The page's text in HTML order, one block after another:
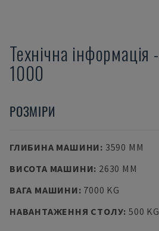
Технічна інформація -
1000
РОЗМІРИ
ГЛИБИНА МАШИНИ: 3590 MM
ВИСОТА МАШИНИ: 2630 MM
ВАГА МАШИНИ: 7000 KG
НАВАНТАЖЕННЯ СТОЛУ: 500 KG